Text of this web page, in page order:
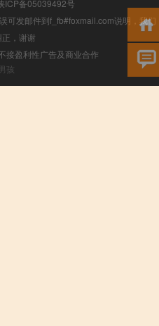
ICP备05039492号
可发邮件到f_fb#foxmail.com说明，我们
，谢谢
接盈利性广告及商业合作
孩